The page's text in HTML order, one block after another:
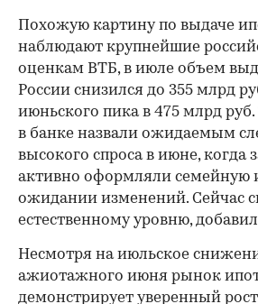
Похожую картину по выдаче
наблюдают крупнейшие
оценкам ВТБ, в июле объем
России снизился до 355 млрд
июньского пика в 475 млрд
в банке назвали ожидаемым
высокого спроса в июне, когда
активно оформляли семейную
ожидании изменений. Сейчас
естественному уровню,
Несмотря на июльское
ажиотажного июня рынок
демонстрирует уверенный